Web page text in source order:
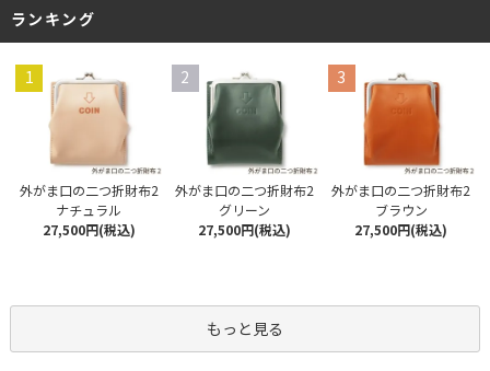
ランキング
1
外がま口の二つ折財布2
ナチュラル
27,500円(税込)
2
外がま口の二つ折財布2
グリーン
27,500円(税込)
3
外がま口の二つ折財布2
ブラウン
27,500円(税込)
もっと見る